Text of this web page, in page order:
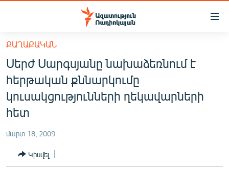
Մատչելիության
հիմնական
բովանդակությանը
Անցնել
հիմնական
մենյուին
Որոնում
ՀԱՅԱՍՏԱՆ
ՔԱՂԱՔԱԿԱՆ
ԸՆՏՐՈՒԹՅՈՒՆՆԵՐ 2026
ՏՆՏԵՍՈՒԹՅՈՒՆ
ՔԱՂԱՔԱԿԱՆ
Սերժ Սարգսյանը նախաձեռնում է
հերթական քննարկումը
կուսակցությունների ղեկավարների
հետ
մարտ 18, 2009
Կիսվել